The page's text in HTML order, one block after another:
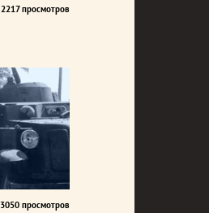
2217 просмотров
3050 просмотров